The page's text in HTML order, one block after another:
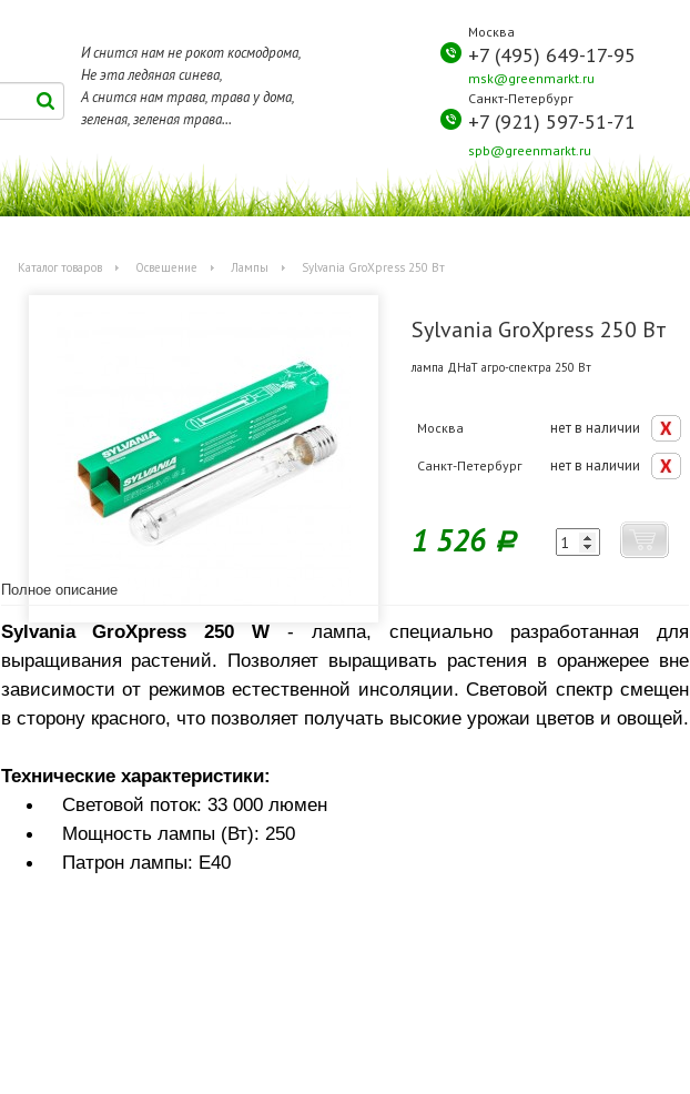
И снится нам не рокот космодрома,
Не эта ледяная синева,
А снится нам трава, трава у дома,
зеленая, зеленая трава...
Москва
+7 (495) 649-17-95
msk@greenmarkt.ru
Санкт-Петербург
+7 (921) 597-51-71
spb@greenmarkt.ru
Каталог товаров Освещение Лампы Sylvania GroXpress 250 Вт
Sylvania GroXpress 250 Вт
лампа ДНаТ агро-спектра 250 Вт
Москва нет в наличии
Санкт-Петербург нет в наличии
1 526 Р
Полное описание
Sylvania GroXpress 250 W - лампа, специально разработанная для
выращивания растений. Позволяет выращивать растения в оранжерее вне
зависимости от режимов естественной инсоляции. Световой спектр смещен
в сторону красного, что позволяет получать высокие урожаи цветов и овощей.
Технические характеристики:
Световой поток: 33 000 люмен
Мощность лампы (Вт): 250
Патрон лампы: E40